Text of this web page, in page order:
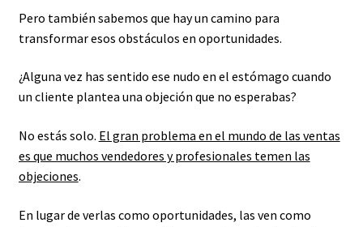
Pero también sabemos que hay un camino para
transformar esos obstáculos en oportunidades.
¿Alguna vez has sentido ese nudo en el estómago cuando
un cliente plantea una objeción que no esperabas?
No estás solo. El gran problema en el mundo de las ventas
es que muchos vendedores y profesionales temen las
objeciones.
En lugar de verlas como oportunidades, las ven como